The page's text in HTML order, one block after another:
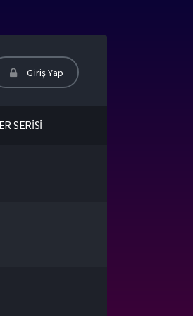
Giriş Yap
SERİSİ